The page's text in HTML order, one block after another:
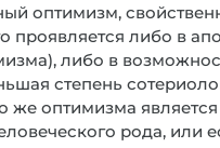
оптимизм,
проявляется либо в
либо в
степень
же оптимизма
рода, или